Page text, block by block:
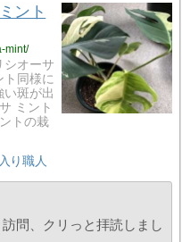
ント
mint/
シオーサ
ト同様に
い斑が出
ミント
トの栽
り職人
問、クリっと拝読しまし